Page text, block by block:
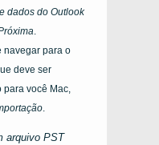
dados do Outlook
.
navegar para o
deve ser
para você Mac,
.
arquivo PST